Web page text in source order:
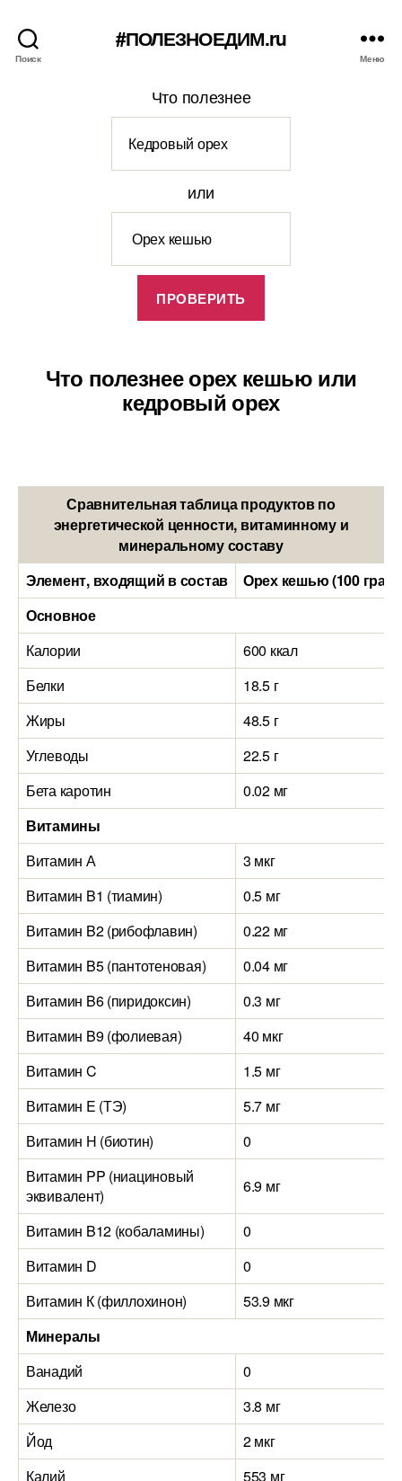
Поиск
#ПОЛЕЗНОЕДИМ.ru
Меню
Что полезнее
или
Что полезнее орех кешью или
кедровый орех
Сравнительная таблица продуктов по
энергетической ценности, витаминному и
минеральному составу
Элемент, входящий в состав
Орех кешью (100
Основное
Калории
600 ккал
Белки
18.5 г
Жиры
48.5 г
Углеводы
22.5 г
Бета каротин
0.02 мг
Витамины
Витамин А
3 мкг
Витамин B1 (тиамин)
0.5 мг
Витамин B2 (рибофлавин)
0.22 мг
Витамин B5 (пантотеновая)
0.04 мг
Витамин B6 (пиридоксин)
0.3 мг
Витамин B9 (фолиевая)
40 мкг
Витамин C
1.5 мг
Витамин E (ТЭ)
5.7 мг
Витамин H (биотин)
0
Витамин PP (ниациновый
эквивалент)
6.9 мг
Витамин B12 (кобаламины)
0
Витамин D
0
Витамин К (филлохинон)
53.9 мкг
Минералы
Ванадий
0
Железо
3.8 мг
Йод
2 мкг
Калий
553 мг